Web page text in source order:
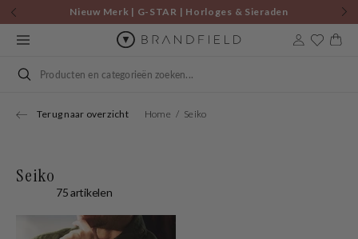
Skip to
content
Nieuw Merk | G-STAR | Horloges & Sieraden
Cart
Search
Terug naar overzicht Home Seiko
Seiko
75 artikelen